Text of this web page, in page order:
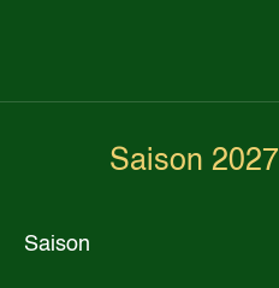
Saison 2027
Saison